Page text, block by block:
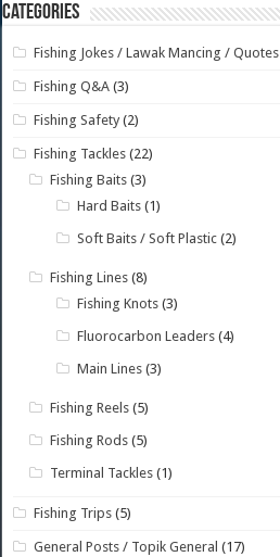
Categories
Fishing Jokes / Lawak Mancing / Quotes
Fishing Q&A (3)
Fishing Safety (2)
Fishing Tackles (22)
Fishing Baits (3)
Hard Baits (1)
Soft Baits / Soft Plastic (2)
Fishing Lines (8)
Fishing Knots (3)
Fluorocarbon Leaders (4)
Main Lines (3)
Fishing Reels (5)
Fishing Rods (5)
Terminal Tackles (1)
Fishing Trips (5)
General Posts / Topik General (17)